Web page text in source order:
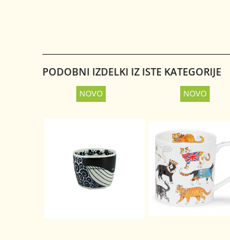
PODOBNI IZDELKI IZ ISTE KATEGORIJE